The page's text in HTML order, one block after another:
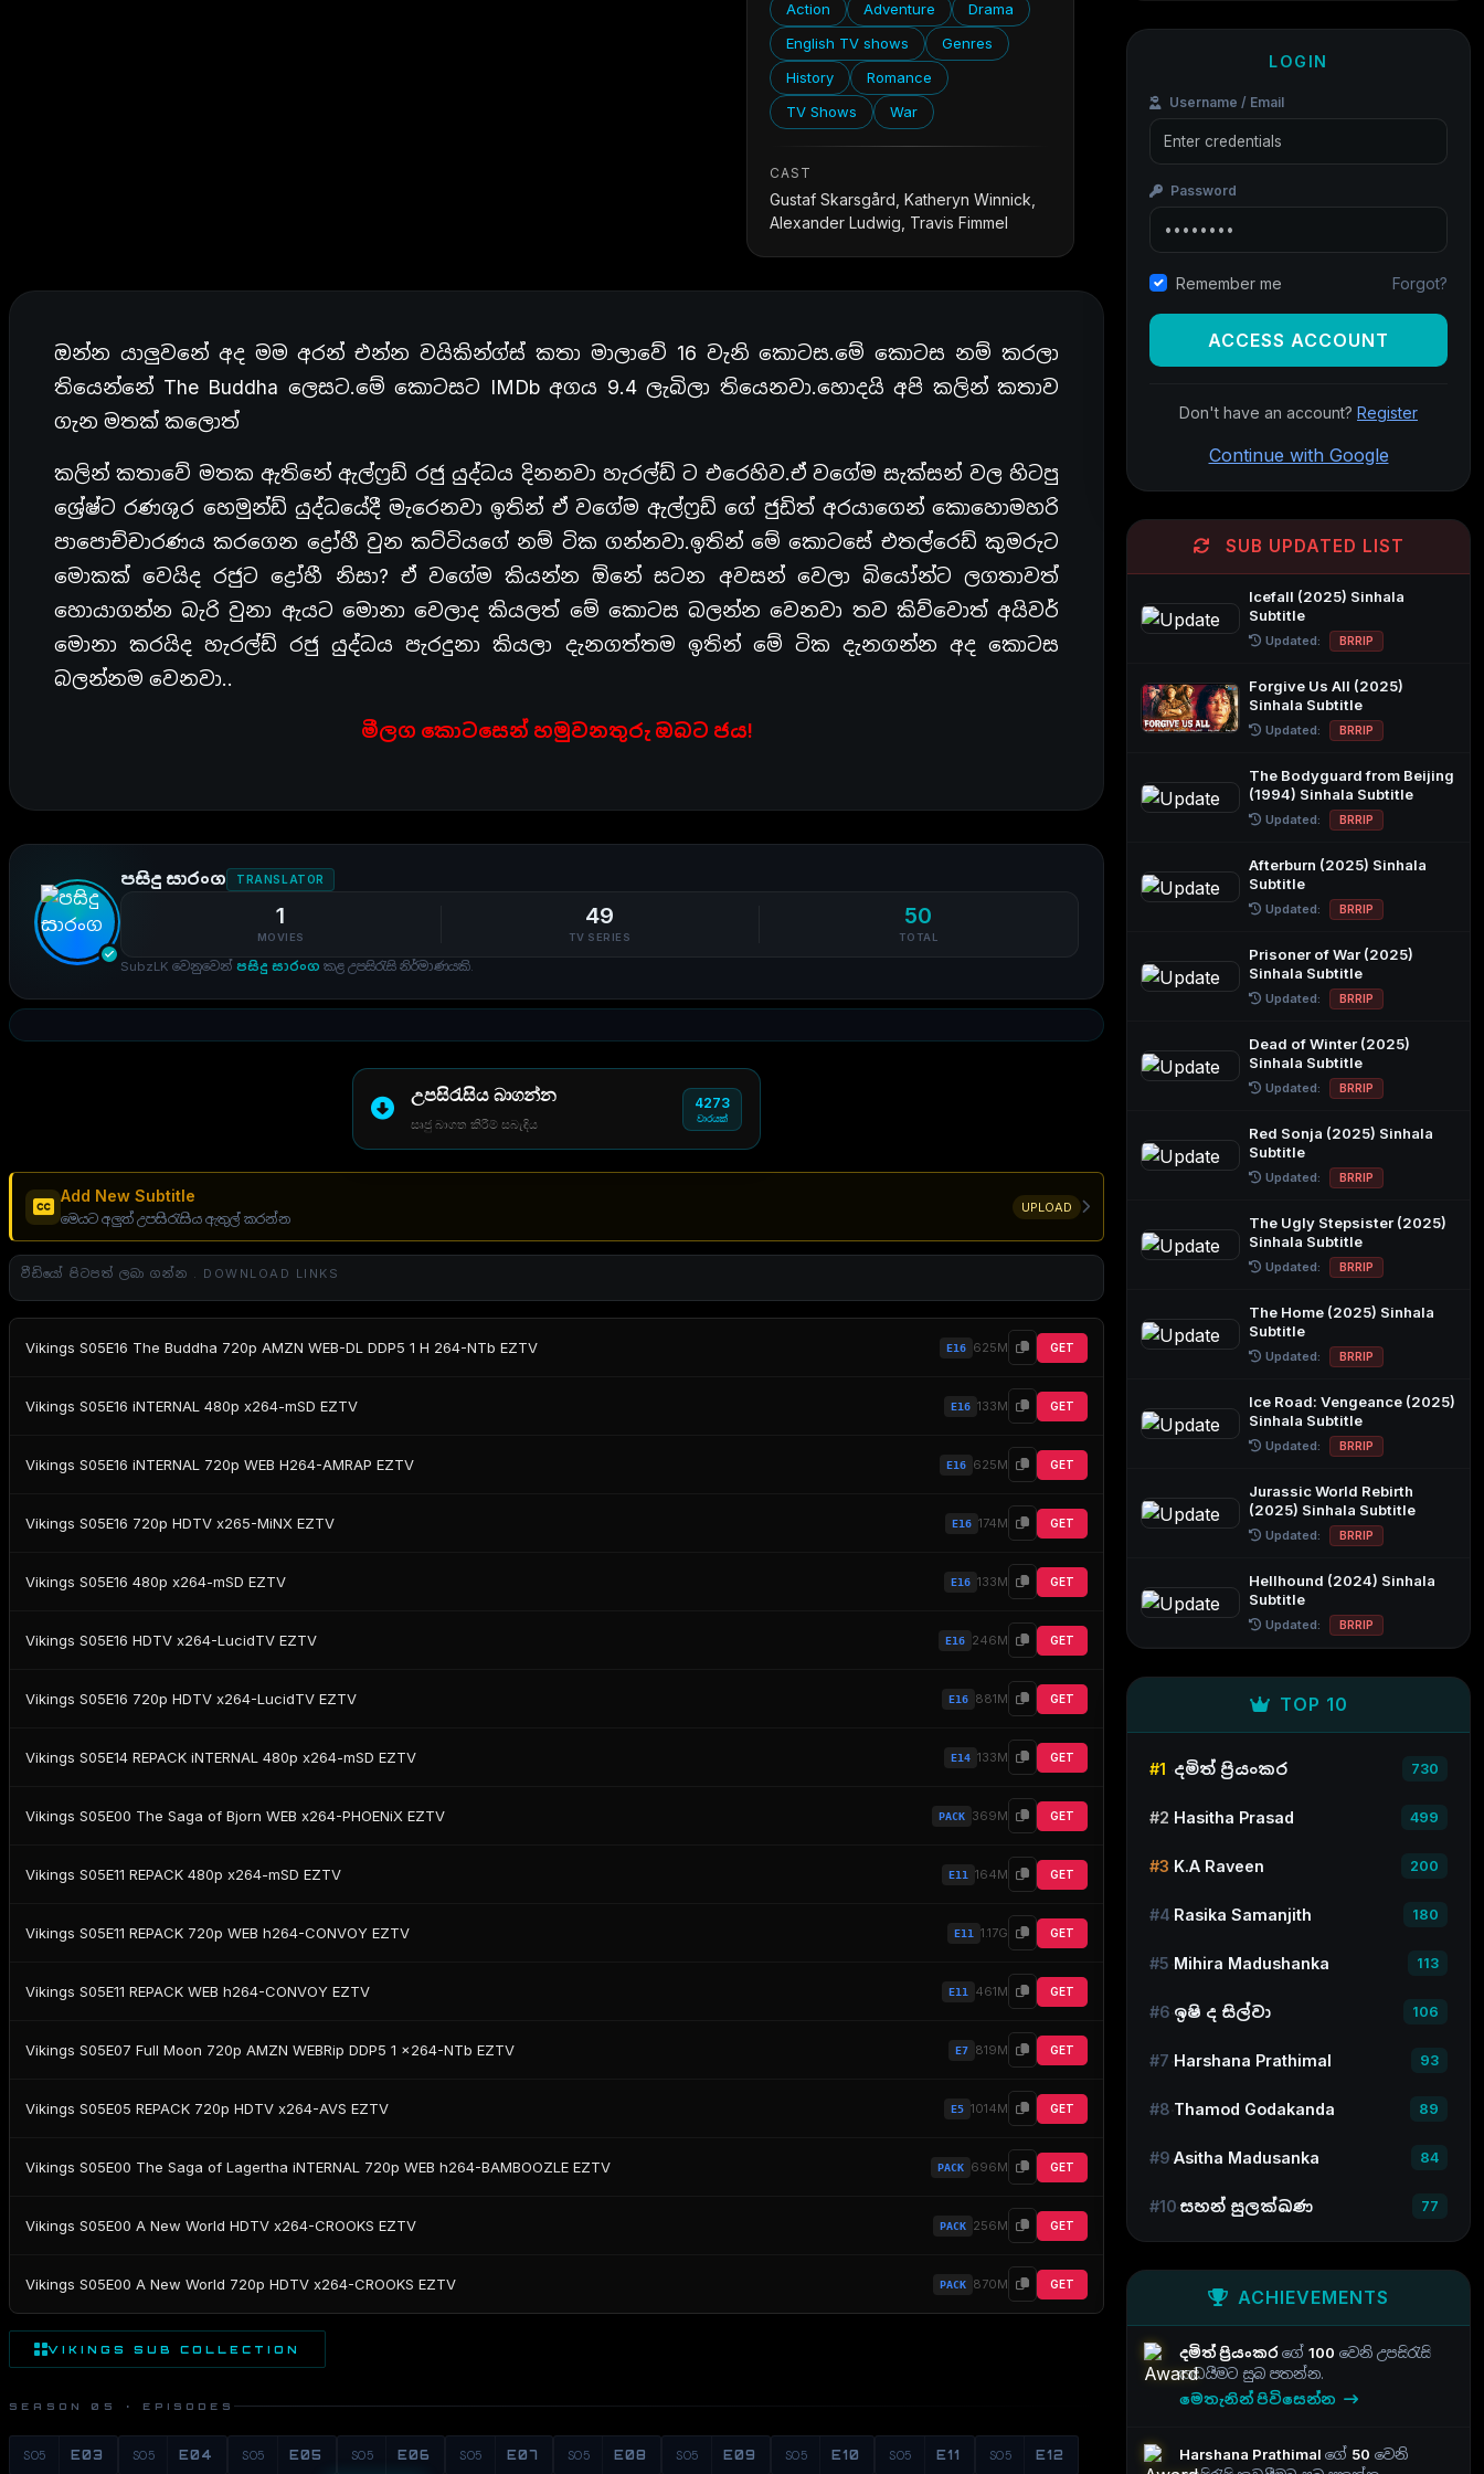
Action Adventure
Drama
English TV shows
Genres
History
Romance
TV Shows
War
CAST
Gustaf Skarsgård, Katheryn Winnick,
Alexander Ludwig, Travis Fimmel
ඔන්න යාලුවනේ අද මම අරන් එන්න වයිකින්ග්ස් කතා මාලාවේ 16 වැනි කොටස.මේ කොටස නම් කරලා
තියෙන්නේ The Buddha ලෙසට.මේ කොටසට IMDb අගය 9.4 ලැබිලා තියෙනවා.හොදයි අපි කලින් කතාව
ගැන මතක් කලොත්
කලින් කතාවේ මතක ඇතිනේ ඇල්ෆ්‍රඩ් රජු යුද්ධය දිනනවා හැරල්ඩ් ට එරෙහිව.ඒ වගේම සැක්සන් වල හිටපු
ශ්‍රේෂ්ට රණශුර හෙමුන්ඩ් යුද්ධයේදී මැරෙනවා ඉතින් ඒ වගේම ඇල්ෆ්‍රඩ් ගේ ජුඩිත් අරයාගෙන් කොහොමහරි
පාපොච්චාරණය කරගෙන ද්‍රෝහී වුන කට්ටියගේ නම් ටික ගන්නවා.ඉතින් මේ කොටසේ එතල්රෙඩ් කුමරුට
මොකක් වෙයිද රජුට ද්‍රෝහී නිසා? ඒ වගේම කියන්න ඕනේ සටන අවසන් වෙලා බියෝන්ට ලගතාවත්
හොයාගන්න බැරි වුනා ඇයට මොනා වෙලාද කියලත් මේ කොටස බලන්න වෙනවා තව කිව්වොත් අයිවර්
මොනා කරයිද හැරල්ඩ් රජු යුද්ධය පැරදුනා කියලා දැනගත්තම ඉතින් මේ ටික දැනගන්න අද කොටස
බලන්නම වෙනවා..
මීලග කොටසෙන් හමුවනතුරු ඔබට ජය!
පසිදු සාරංග TRANSLATOR
1
MOVIES
49
TV SERIES
50
TOTAL
SubzLK වෙනුවෙන් පසිදු සාරංග කළ උපසිරැසි නිර්මාණයකි.
උපසිරැසිය බාගන්න
සෘජු බාගත කිරීම් සබැඳිය
4273
වාරයක්
Add New Subtitle
මෙයට අලුත් උපසිරැසිය ඇතුල් කරන්න
UPLOAD
වීඩියෝ පිටපත් ලබා ගන්න . DOWNLOAD LINKS
Vikings S05E16 The Buddha 720p AMZN WEB-DL DDP5 1 H 264-NTb EZTV E16 625M GET
Vikings S05E16 iNTERNAL 480p x264-mSD EZTV E16 133M GET
Vikings S05E16 iNTERNAL 720p WEB H264-AMRAP EZTV E16 625M GET
Vikings S05E16 720p HDTV x265-MiNX EZTV E16 174M GET
Vikings S05E16 480p x264-mSD EZTV E16 133M GET
Vikings S05E16 HDTV x264-LucidTV EZTV E16 246M GET
Vikings S05E16 720p HDTV x264-LucidTV EZTV E16 881M GET
Vikings S05E14 REPACK iNTERNAL 480p x264-mSD EZTV E14 133M GET
Vikings S05E00 The Saga of Bjorn WEB x264-PHOENiX EZTV PACK 369M GET
Vikings S05E11 REPACK 480p x264-mSD EZTV E11 164M GET
Vikings S05E11 REPACK 720p WEB h264-CONVOY EZTV E11 1.17G GET
Vikings S05E11 REPACK WEB h264-CONVOY EZTV E11 461M GET
Vikings S05E07 Full Moon 720p AMZN WEBRip DDP5 1 x264-NTb EZTV E7 819M GET
Vikings S05E05 REPACK 720p HDTV x264-AVS EZTV E5 1014M GET
Vikings S05E00 The Saga of Lagertha iNTERNAL 720p WEB h264-BAMBOOZLE EZTV PACK 696M GET
Vikings S05E00 A New World HDTV x264-CROOKS EZTV PACK 256M GET
Vikings S05E00 A New World 720p HDTV x264-CROOKS EZTV PACK 870M GET
VIKINGS SUB COLLECTION
SEASON 05 · EPISODES
S05 E03 S05 E04 S05 E05 S05 E06 S05 E07 S05 E08 S05 E09 S05 E10 S05 E11 S05 E12
LOGIN
Username / Email
Password
Remember me Forgot?
ACCESS ACCOUNT
Don't have an account? Register
Continue with Google
SUB UPDATED LIST
Icefall (2025) Sinhala
Subtitle
Updated: BRRIP
Forgive Us All (2025)
Sinhala Subtitle
Updated: BRRIP
The Bodyguard from Beijing
(1994) Sinhala Subtitle
Updated: BRRIP
Afterburn (2025) Sinhala
Subtitle
Updated: BRRIP
Prisoner of War (2025)
Sinhala Subtitle
Updated: BRRIP
Dead of Winter (2025)
Sinhala Subtitle
Updated: BRRIP
Red Sonja (2025) Sinhala
Subtitle
Updated: BRRIP
The Ugly Stepsister (2025)
Sinhala Subtitle
Updated: BRRIP
The Home (2025) Sinhala
Subtitle
Updated: BRRIP
Ice Road: Vengeance (2025)
Sinhala Subtitle
Updated: BRRIP
Jurassic World Rebirth
(2025) Sinhala Subtitle
Updated: BRRIP
Hellhound (2024) Sinhala
Subtitle
Updated: BRRIP
TOP 10
#1 දමිත් ප්‍රියංකර 730
#2 Hasitha Prasad 499
#3 K.A Raveen 200
#4 Rasika Samanjith 180
#5 Mihira Madushanka 113
#6 ඉෂි ද සිල්වා 106
#7 Harshana Prathimal 93
#8 Thamod Godakanda 89
#9 Asitha Madusanka 84
#10 සහන් සුලක්ඛණ 77
ACHIEVEMENTS
දමිත් ප්‍රියංකරගේ 100 වෙනි උපසිරැසි
කඩයීමට සුබ පතන්න.
මෙතැනින් පිවිසෙන්න
Harshana Prathimal ගේ 50 වෙනි